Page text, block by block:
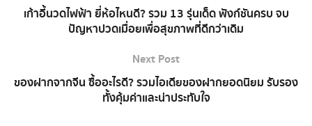
เก้าอี้นวดไฟฟ้า ยี่ห้อไหนดี? รวม 13 รุ่นเด็ด ฟังก์ชันครบ จบ
ปัญหาปวดเมื่อยเพื่อสุขภาพที่ดีกว่าเดิม
Next Post
ของฝากจากจีน ซื้ออะไรดี? รวมไอเดียของฝากยอดนิยม รับรอง
ทั้งคุ้มค่าและน่าประทับใจ